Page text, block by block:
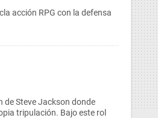
acción RPG con la defensa
de Steve Jackson donde
tripulación. Bajo este rol